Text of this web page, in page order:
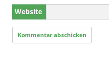
Website